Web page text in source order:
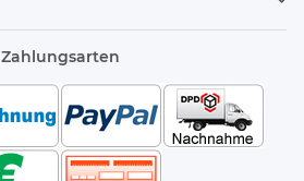
Zahlungsarten